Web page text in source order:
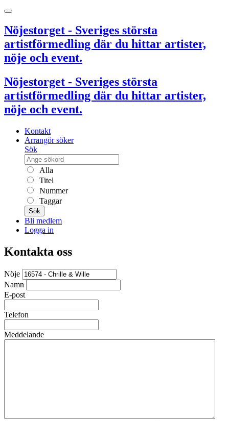
Nöjestorget - Sveriges största
artistförmedling där du hittar artister,
nöje och event.
Nöjestorget - Sveriges största
artistförmedling där du hittar artister,
nöje och event.
Kontakt
Arrangör söker
Sök
Alla
Titel
Nummer
Taggar
Sök
Bli medlem
Logga in
Kontakta oss
Nöje
Namn
E-post
Telefon
Meddelande